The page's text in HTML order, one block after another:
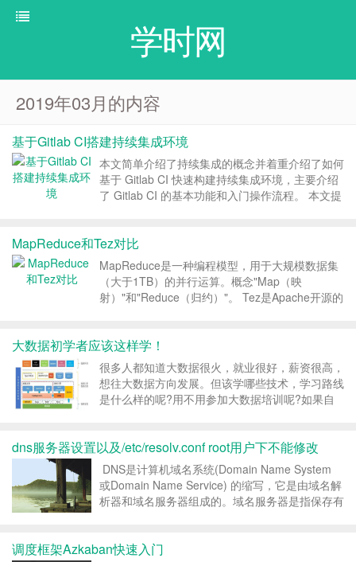
学时网
2019年03月的内容
基于Gitlab CI搭建持续集成环境
本文简单介绍了持续集成的概念并着重介绍了如何
基于 Gitlab CI 快速构建持续集成环境，主要介绍
了 Gitlab CI 的基本功能和入门操作流程。 本文提
MapReduce和Tez对比
MapReduce是一种编程模型，用于大规模数据集
（大于1TB）的并行运算。概念"Map（映
射）"和"Reduce（归约）"。 Tez是Apache开源的
大数据初学者应该这样学！
很多人都知道大数据很火，就业很好，薪资很高，
想往大数据方向发展。但该学哪些技术，学习路线
是什么样的呢?用不用参加大数据培训呢?如果自
么，对于计算机/软件，你的兴趣是什么?是计算机
专业，对操作系...
dns服务器设置以及/etc/resolv.conf root用户下不能修改
DNS是计算机域名系统(Domain Name System
或Domain Name Service) 的缩写，它是由域名解
析器和域名服务器组成的。域名服务器是指保存有
应一个...
调度框架Azkaban快速入门